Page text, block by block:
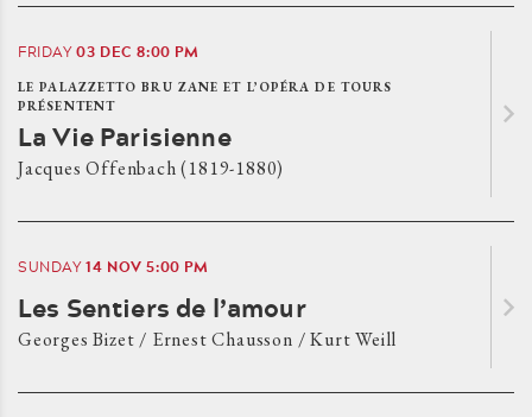
FRIDAY03 DEC8:00 PM
LE PALAZZETTO BRU ZANE ET L’OPÉRA DE TOURS
PRÉSENTENT
La Vie Parisienne
Jacques Offenbach (1819-1880)
SUNDAY14 NOV5:00 PM
Les Sentiers de l’amour
Georges Bizet / Ernest Chausson / Kurt Weill